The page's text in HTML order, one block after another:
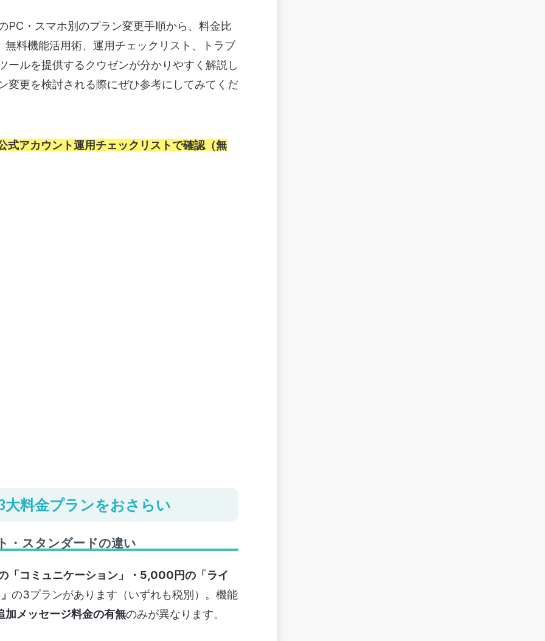
求》→《月額プラン》
合
ン早見表
等）の活用例
リスト
新
PC・スマホ別のプラン変更手順から、料金比
料機能活用術、運用チェックリスト、トラブ
ールを提供するクウゼンが分かりやすく解説し
変更を検討される際にぜひ参考にしてみてくだ
式アカウント運用チェックリストで確認（無
料金プランをおさらい
・スタンダードの違い
「コミュニケーション」・5,000円の「ライ
の3プランがあります（いずれも税別）。機能
加メッセージ料金の有無のみが異なります。